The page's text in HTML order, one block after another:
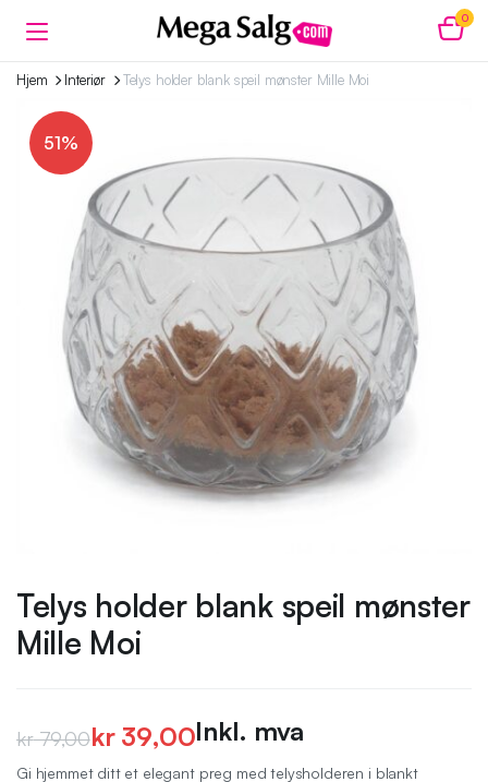
0
Hjem Interiør Telys holder blank speil mønster Mille Moi
51%
Telys holder blank speil mønster
Mille Moi
kr79,00
Opprinnelig
kr39,00
Nåværende
Inkl. mva
Gi hjemmet ditt et elegant preg med telysholderen i blankt